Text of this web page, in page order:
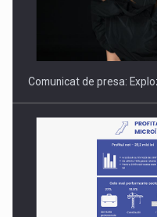
PUTTING ROMANIAN
INTERNATIONAL
Comunicat de presa: